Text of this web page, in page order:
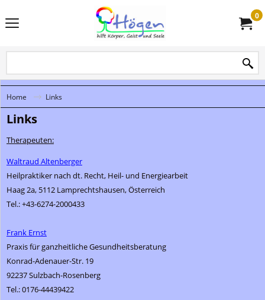
0
Home Links
Links
Therapeuten:
Waltraud Altenberger
Heilpraktiker nach dt. Recht, Heil- und Energiearbeit
Haag 2a, 5112 Lamprechtshausen, Österreich
Tel.: +43-6274-2000433
Frank Ernst
Praxis für ganzheitliche Gesundheitsberatung
Konrad-Adenauer-Str. 19
92237 Sulzbach-Rosenberg
Tel.: 0176-44439422